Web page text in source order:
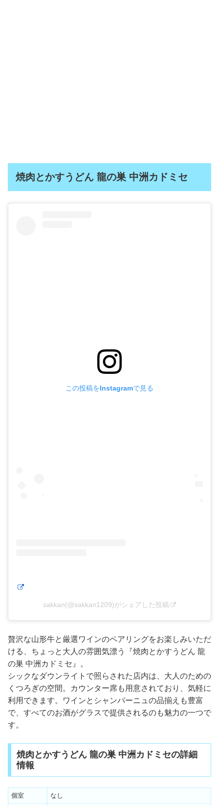
焼肉とかすうどん 龍の巣 中洲カドミセ
この投稿をInstagramで見る
sakkan(@sakkan1209)がシェアした投稿
贅沢な山形牛と厳選ワインのペアリングをお楽しみいただ
ける、ちょっと大人の雰囲気漂う『焼肉とかすうどん 龍
の巣 中洲カドミセ』。
シックなダウンライトで照らされた店内は、大人のための
くつろぎの空間。カウンター席も用意されており、気軽に
利用できます。ワインとシャンパーニュの品揃えも豊富
で、すべてのお酒がグラスで提供されるのも魅力の一つで
す。
焼肉とかすうどん 龍の巣 中洲カドミセの詳細
情報
個室 なし